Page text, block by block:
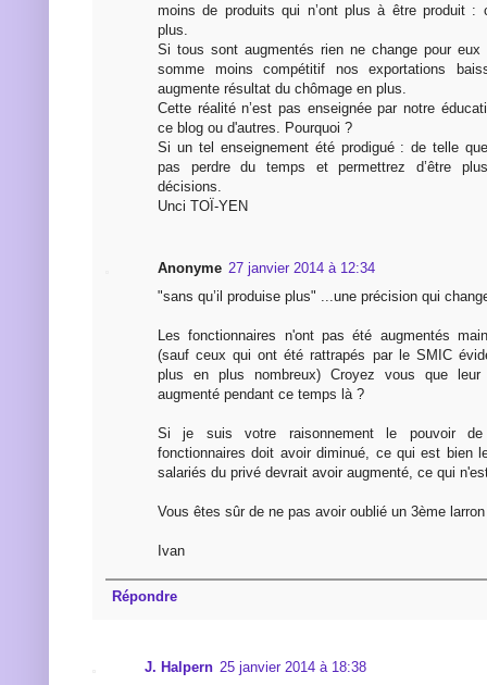
moins de produits qui n’ont plus à être produit :
plus.
Si tous sont augmentés rien ne change pour eux
somme moins compétitif nos exportations
augmente résultat du chômage en plus.
Cette réalité n’est pas enseignée par notre
ce blog ou d'autres. Pourquoi ?
Si un tel enseignement été prodigué : de telle
pas perdre du temps et permettrez d’être
décisions.
Unci TOÏ-YEN
Anonyme 27 janvier 2014 à 12:34
"sans qu’il produise plus" ...une précision qui
Les fonctionnaires n'ont pas été augmentés
(sauf ceux qui ont été rattrapés par le SMIC
plus en plus nombreux) Croyez vous que leur
augmenté pendant ce temps là ?
Si je suis votre raisonnement le pouvoir de
fonctionnaires doit avoir diminué, ce qui est bien
salariés du privé devrait avoir augmenté, ce qui
Vous êtes sûr de ne pas avoir oublié un 3ème
Ivan
Répondre
J. Halpern 25 janvier 2014 à 18:38